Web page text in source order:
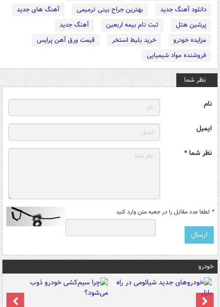
دانلود آهنگ جدید
بهترین جراح بینی ترمیمی
آهنگ های جدید
پرشین هتل
ثبت نام بیمه اربعین
آهنگ جدید
مزایده خودرو
خرید بلیط استخر
قیمت ورق آهن پرایس
فروشنده مواد شیمیایی
نظر شما
نام
ایمیل
نظر شما *
* لطفا عدد مقابل را در جعبه متن وارد کنید
خودرو